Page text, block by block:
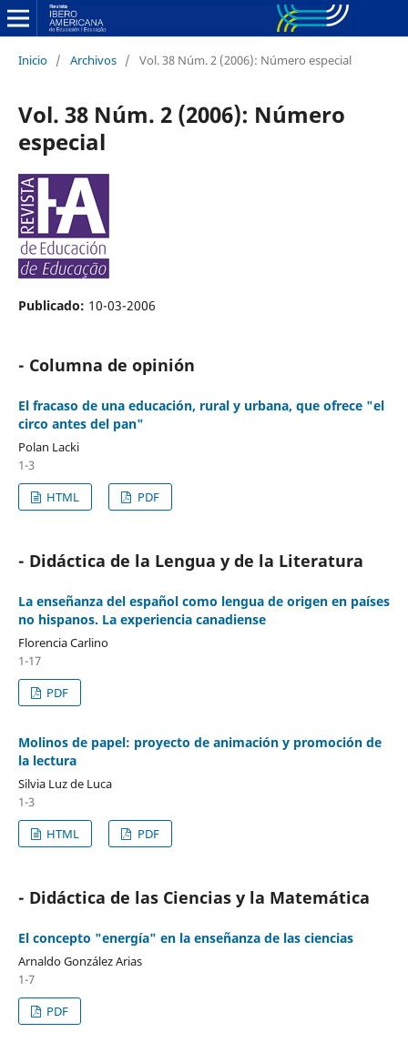
Inicio / Archivos / Vol. 38 Núm. 2 (2006): Número especial
Vol. 38 Núm. 2 (2006): Número
especial
Publicado: 10-03-2006
- Columna de opinión
El fracaso de una educación, rural y urbana, que ofrece "el
circo antes del pan"
Polan Lacki
1-3
HTML
PDF
- Didáctica de la Lengua y de la Literatura
La enseñanza del español como lengua de origen en países
no hispanos. La experiencia canadiense
Florencia Carlino
1-17
PDF
Molinos de papel: proyecto de animación y promoción de
la lectura
Silvia Luz de Luca
1-3
HTML
PDF
- Didáctica de las Ciencias y la Matemática
El concepto "energía" en la enseñanza de las ciencias
Arnaldo González Arias
1-7
PDF